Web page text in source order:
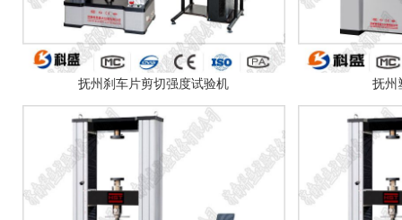
抚州刹车片剪切强度试验机 抚州